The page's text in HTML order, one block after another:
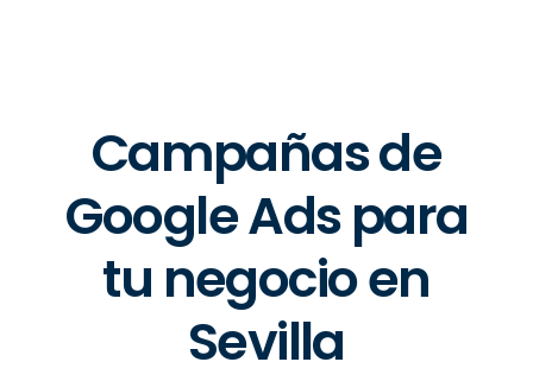
Campañas de
Google Ads para
tu negocio en
Sevilla